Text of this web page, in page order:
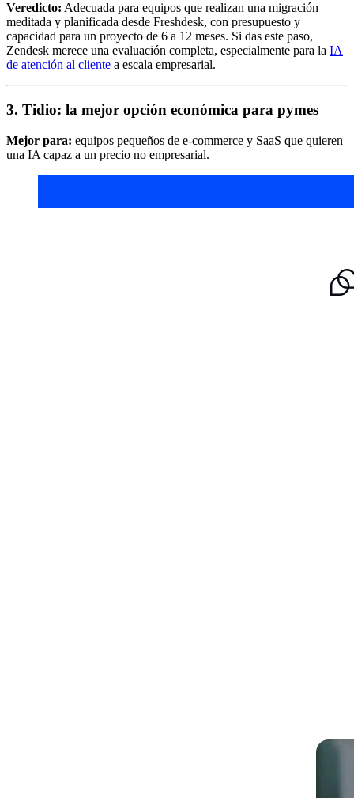
Veredicto: Adecuada para equipos que realizan una migración
meditada y planificada desde Freshdesk, con presupuesto y
capacidad para un proyecto de 6 a 12 meses. Si das este paso,
Zendesk merece una evaluación completa, especialmente para la IA
de atención al cliente a escala empresarial.
3. Tidio: la mejor opción económica para pymes
Mejor para: equipos pequeños de e-commerce y SaaS que quieren
una IA capaz a un precio no empresarial.